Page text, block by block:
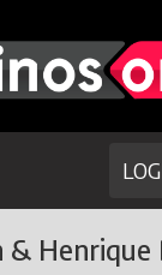
& Henrique